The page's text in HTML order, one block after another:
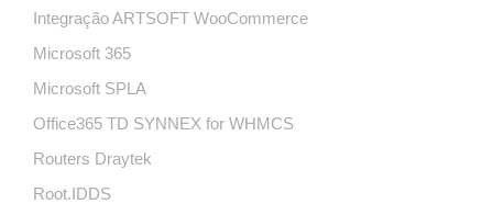
Integração ARTSOFT WooCommerce
Microsoft 365
Microsoft SPLA
Office365 TD SYNNEX for WHMCS
Routers Draytek
Root.IDDS